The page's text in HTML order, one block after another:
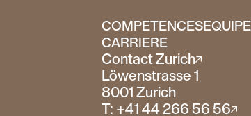
COMPETENCESEQUIPE
CARRIERE
Contact Zurich
Löwenstrasse 1
8001 Zurich
T: +41 44 266 56 56